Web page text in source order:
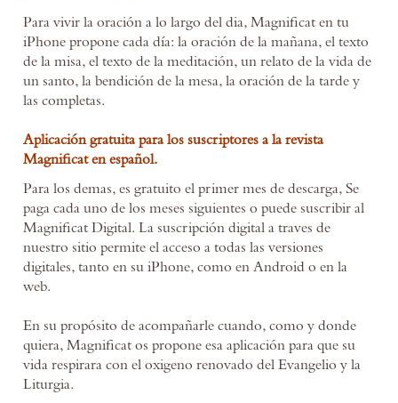
Para vivir la oración a lo largo del dia, Magnificat en tu
iPhone propone cada día: la oración de la mañana, el texto
de la misa, el texto de la meditación, un relato de la vida de
un santo, la bendición de la mesa, la oración de la tarde y
las completas.
Aplicación gratuita para los suscriptores a la revista
Magnificat en español.
Para los demas, es gratuito el primer mes de descarga, Se
paga cada uno de los meses siguientes o puede suscribir al
Magnificat Digital. La suscripción digital a traves de
nuestro sitio permite el acceso a todas las versiones
digitales, tanto en su iPhone, como en Android o en la
web.
En su propósito de acompañarle cuando, como y donde
quiera, Magnificat os propone esa aplicación para que su
vida respirara con el oxigeno renovado del Evangelio y la
Liturgia.